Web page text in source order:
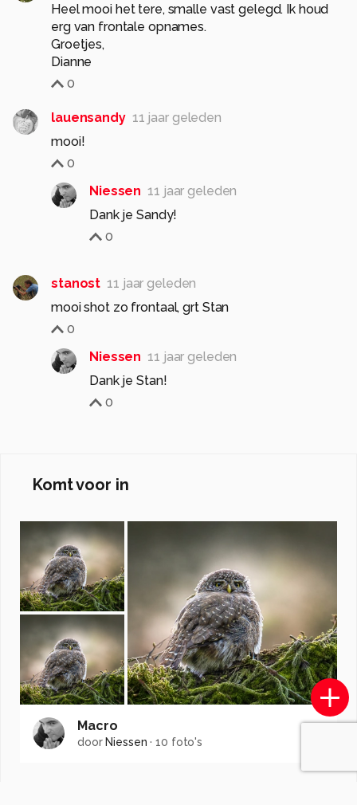
Heel mooi het tere, smalle vast gelegd. Ik houd
erg van frontale opnames.
Groetjes,
Dianne
0
lauensandy 11 jaar geleden
mooi!
0
Niessen 11 jaar geleden
Dank je Sandy!
0
stanost 11 jaar geleden
mooi shot zo frontaal, grt Stan
0
Niessen 11 jaar geleden
Dank je Stan!
0
Komt voor in
Macro
door Niessen ·10 foto's